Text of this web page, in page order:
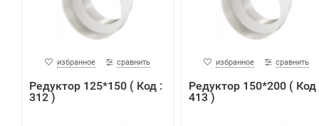
избранное сравнить
Редуктор 125*150 ( Код :
312 )
избранное сравнить
Редуктор 150*200 ( Код
413 )